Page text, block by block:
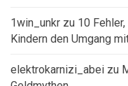
1win_unkr zu 10
Kindern den Umgang
elektrokarnizi_abei zu